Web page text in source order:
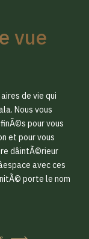
vue
de vie qui
Nous vous
pour vous
et pour vous
dâintÃ©rieur
avec ces
porte le nom